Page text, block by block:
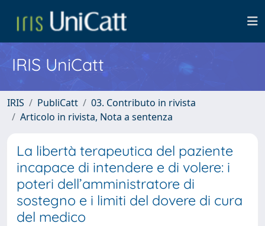
IRIS UniCatt
IRIS PubliCatt
03. Contributo in rivista
Articolo in rivista, Nota a sentenza
La libertà terapeutica del paziente
incapace di intendere e di volere: i
poteri dell’amministratore di
sostegno e i limiti del dovere di cura
del medico